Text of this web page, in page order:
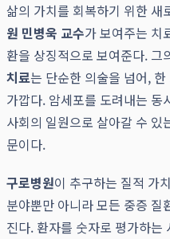
삶의 가치를 회복하기 위한 새
원 민병욱 교수가 보여주는 치
환을 상징적으로 보여준다. 그
치료는 단순한 의술을 넘어,
가깝다. 암세포를 도려내는
사회의 일원으로 살아갈 수 있
문이다.
구로병원이 추구하는 질적 가
분야뿐만 아니라 모든 중증 질
진다. 환자를 숫자로 평가하는